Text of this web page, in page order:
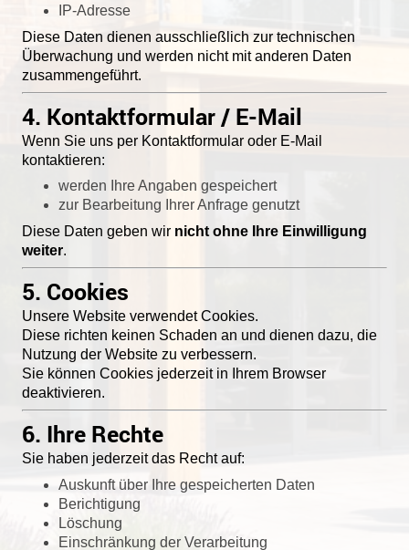
IP-Adresse
Diese Daten dienen ausschließlich zur technischen
Überwachung und werden nicht mit anderen Daten
zusammengeführt.
4. Kontaktformular / E-Mail
Wenn Sie uns per Kontaktformular oder E-Mail
kontaktieren:
werden Ihre Angaben gespeichert
zur Bearbeitung Ihrer Anfrage genutzt
Diese Daten geben wir nicht ohne Ihre Einwilligung
weiter.
5. Cookies
Unsere Website verwendet Cookies.
Diese richten keinen Schaden an und dienen dazu, die
Nutzung der Website zu verbessern.
Sie können Cookies jederzeit in Ihrem Browser
deaktivieren.
6. Ihre Rechte
Sie haben jederzeit das Recht auf:
Auskunft über Ihre gespeicherten Daten
Berichtigung
Löschung
Einschränkung der Verarbeitung